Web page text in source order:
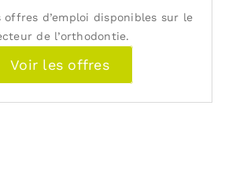
offres d’emploi disponibles sur le
de l’orthodontie.
Voir les offres